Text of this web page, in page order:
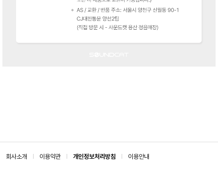
회사소개 이용약관 개인정보처리방침 이용안내